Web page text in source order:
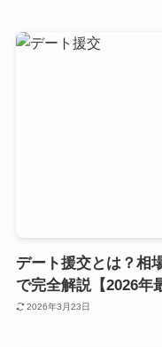
デート援交とは？相
で完全解説【2026年
2026年3月23日